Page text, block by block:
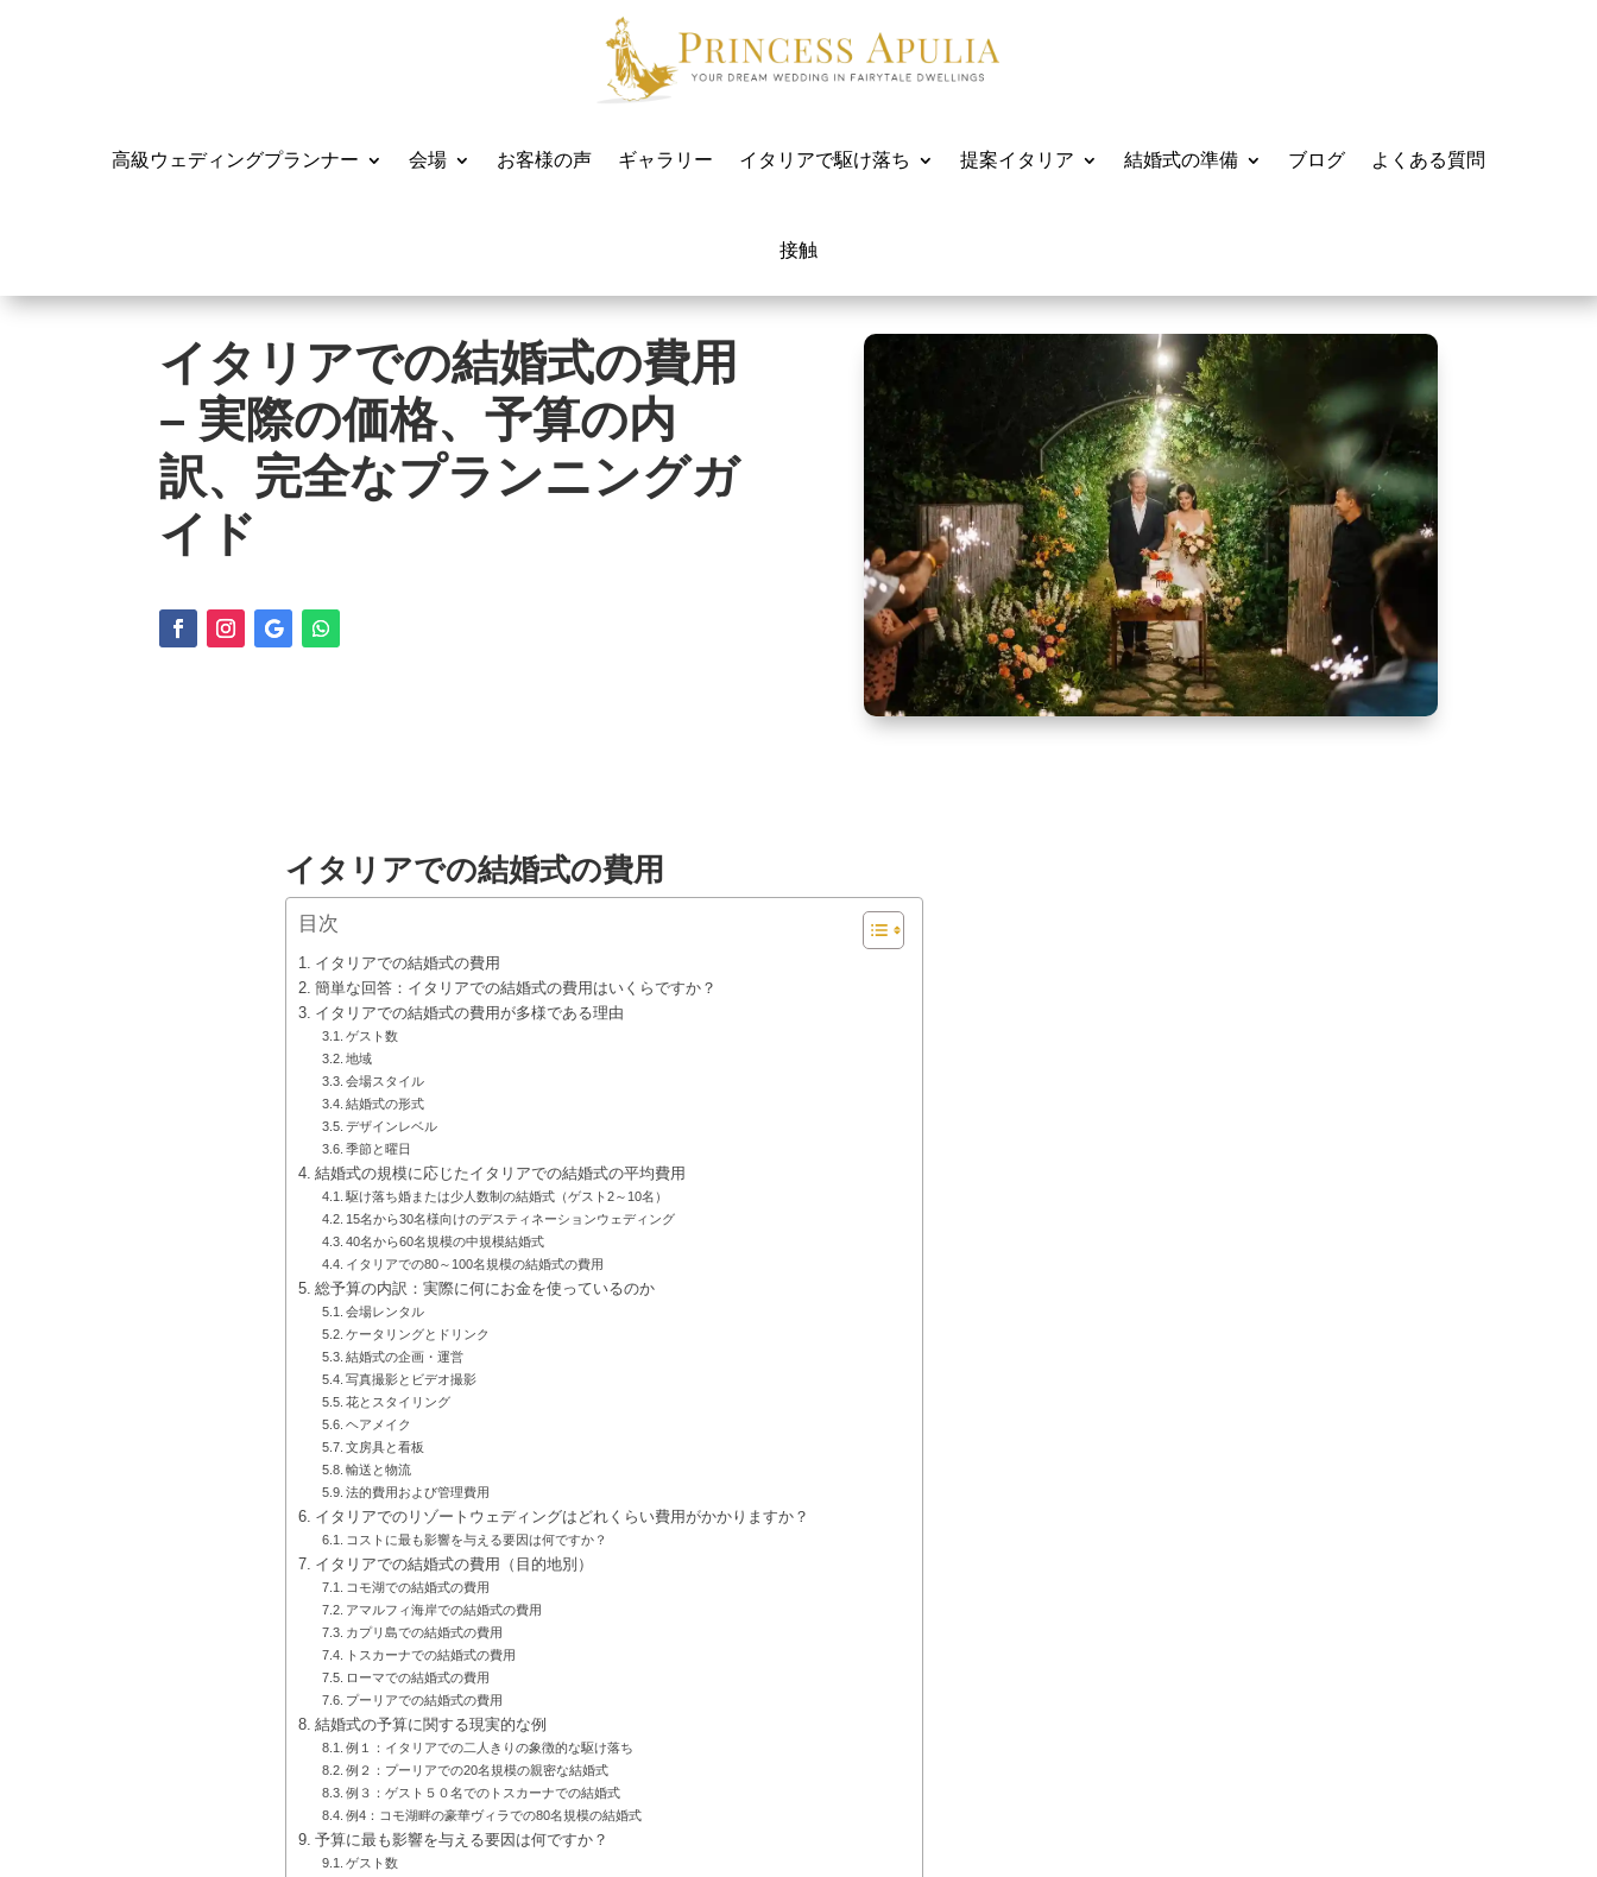
高級ウェディングプランナー 会場 お客様の声 ギャラリー イタリアで駆け落ち 提案イタリア 結婚式の準備 ブログ よくある質問
接触
イタリアでの結婚式の費用
– 実際の価格、予算の内
訳、完全なプランニングガ
イド
イタリアでの結婚式の費用
目次
イタリアでの結婚式の費用
簡単な回答：イタリアでの結婚式の費用はいくらですか？
イタリアでの結婚式の費用が多様である理由
ゲスト数
地域
会場スタイル
結婚式の形式
デザインレベル
季節と曜日
結婚式の規模に応じたイタリアでの結婚式の平均費用
駆け落ち婚または少人数制の結婚式（ゲスト2～10名）
15名から30名様向けのデスティネーションウェディング
40名から60名規模の中規模結婚式
イタリアでの80～100名規模の結婚式の費用
総予算の内訳：実際に何にお金を使っているのか
会場レンタル
ケータリングとドリンク
結婚式の企画・運営
写真撮影とビデオ撮影
花とスタイリング
ヘアメイク
文房具と看板
輸送と物流
法的費用および管理費用
イタリアでのリゾートウェディングはどれくらい費用がかかりますか？
コストに最も影響を与える要因は何ですか？
イタリアでの結婚式の費用（目的地別）
コモ湖での結婚式の費用
アマルフィ海岸での結婚式の費用
カプリ島での結婚式の費用
トスカーナでの結婚式の費用
ローマでの結婚式の費用
プーリアでの結婚式の費用
結婚式の予算に関する現実的な例
例１：イタリアでの二人きりの象徴的な駆け落ち
例２：プーリアでの20名規模の親密な結婚式
例３：ゲスト５０名でのトスカーナでの結婚式
例4：コモ湖畔の豪華ヴィラでの80名規模の結婚式
予算に最も影響を与える要因は何ですか？
ゲスト数